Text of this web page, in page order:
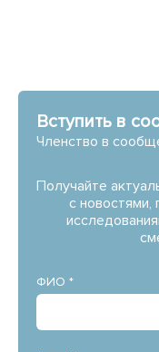
Вступить в
Членство в
Получайте
с
ФИО *